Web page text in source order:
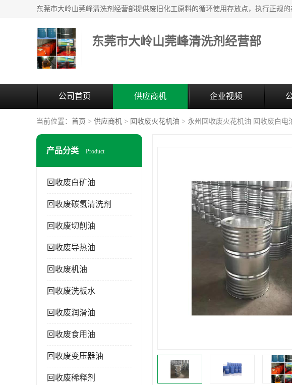
东莞市大岭山莞峰清洗剂经营部
公司首页 供应商机 企业视频
当前位置： 首页 > 供应商机 > 回收废火花机油 > 永州回收废火花机油 回收废白电
产品分类 Product
回收废白矿油
回收废碳氢清洗剂
回收废切削油
回收废导热油
回收废机油
回收废洗板水
回收废润滑油
回收废食用油
回收废变压器油
回收废稀释剂